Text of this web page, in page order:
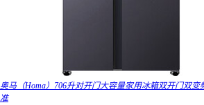
奥马（Homa）706升对开门大容量家用冰箱双开门双
准